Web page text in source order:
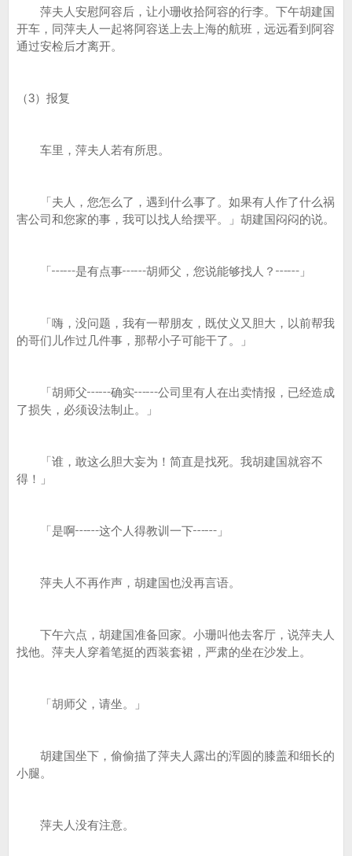
萍夫人安慰阿容后，让小珊收拾阿容的行李。下午胡建国
开车，同萍夫人一起将阿容送上去上海的航班，远远看到阿容
通过安检后才离开。
（3）报复
车里，萍夫人若有所思。
「夫人，您怎么了，遇到什么事了。如果有人作了什么祸
害公司和您家的事，我可以找人给摆平。」胡建国闷闷的说。
「┅┅是有点事┅┅胡师父，您说能够找人？┅┅」
「嗨，没问题，我有一帮朋友，既仗义又胆大，以前帮我
的哥们儿作过几件事，那帮小子可能干了。」
「胡师父┅┅确实┅┅公司里有人在出卖情报，已经造成
了损失，必须设法制止。」
「谁，敢这么胆大妄为！简直是找死。我胡建国就容不
得！」
「是啊┅┅这个人得教训一下┅┅」
萍夫人不再作声，胡建国也没再言语。
下午六点，胡建国准备回家。小珊叫他去客厅，说萍夫人
找他。萍夫人穿着笔挺的西装套裙，严肃的坐在沙发上。
「胡师父，请坐。」
胡建国坐下，偷偷描了萍夫人露出的浑圆的膝盖和细长的
小腿。
萍夫人没有注意。